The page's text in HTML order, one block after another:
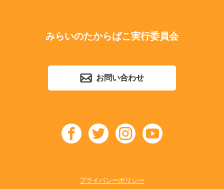
みらいのたからばこ実行委員会
お問い合わせ
プライバシーポリシー